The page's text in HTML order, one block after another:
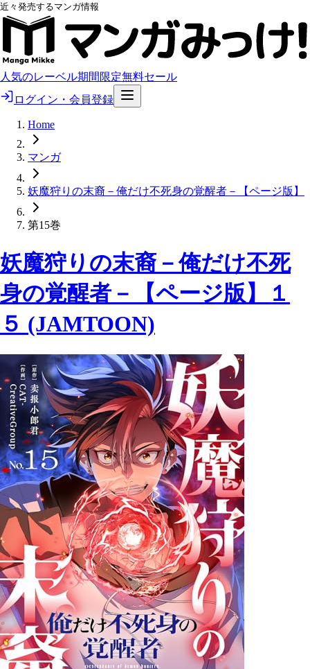
近々発売するマンガ情報
人気のレーベル期間限定無料セール
ログイン・会員登録
Home
マンガ
妖魔狩りの末裔－俺だけ不死身の覚醒者－【ページ版】
第15巻
妖魔狩りの末裔－俺だけ不死
身の覚醒者－【ページ版】１
５ (JAMTOON)